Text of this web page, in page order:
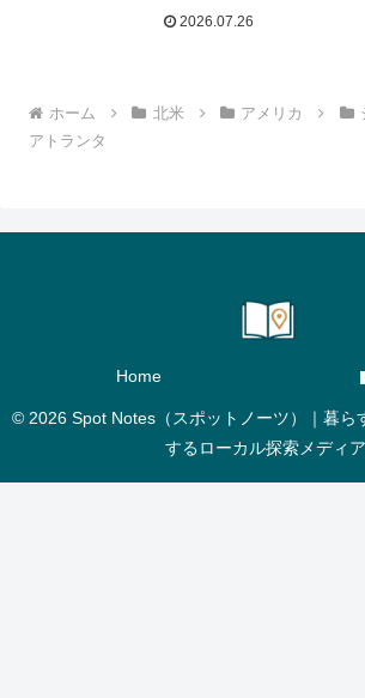
2026.07.26
ホーム 北米 アメリカ
アトランタ
Home
© 2026 Spot Notes（スポットノーツ）｜暮ら
するローカル探索メディ